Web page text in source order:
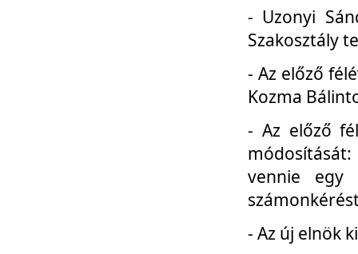
- Uzonyi
Szakosztály
- Az előző
Kozma
- Az előző
vennie egy
- Az új elnök